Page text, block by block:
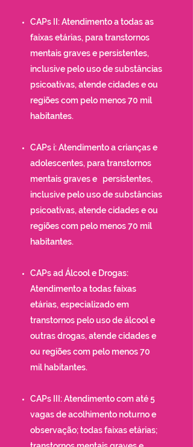
CAPs II: Atendimento a todas as
faixas etárias, para transtornos
mentais graves e persistentes,
inclusive pelo uso de substâncias
psicoativas, atende cidades e ou
regiões com pelo menos 70 mil
habitantes.
CAPs i: Atendimento a crianças e
adolescentes, para transtornos
mentais graves e persistentes,
inclusive pelo uso de substâncias
psicoativas, atende cidades e ou
regiões com pelo menos 70 mil
habitantes.
CAPs ad Álcool e Drogas:
Atendimento a todas faixas
etárias, especializado em
transtornos pelo uso de álcool e
outras drogas, atende cidades e
ou regiões com pelo menos 70
mil habitantes.
CAPs III: Atendimento com até 5
vagas de acolhimento noturno e
observação; todas faixas etárias;